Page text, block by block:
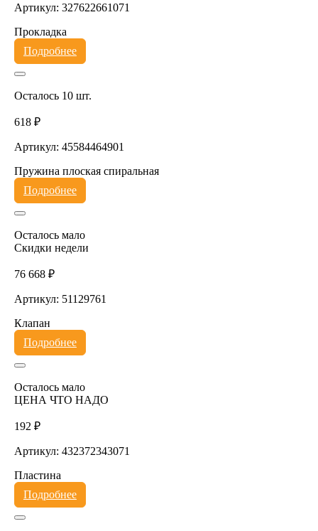
Артикул: 327622661071
Прокладка
Подробнее
Осталось 10 шт.
618 ₽
Артикул: 45584464901
Пружина плоская спиральная
Подробнее
Осталось мало
Скидки недели
76 668 ₽
Артикул: 51129761
Клапан
Подробнее
Осталось мало
ЦЕНА ЧТО НАДО
192 ₽
Артикул: 432372343071
Пластина
Подробнее